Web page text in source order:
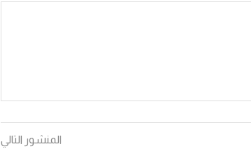
المنشور التالي